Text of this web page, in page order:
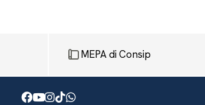
MEPA di Consip
Facebook
Youtube
Instagram
TikTok
WhatsApp